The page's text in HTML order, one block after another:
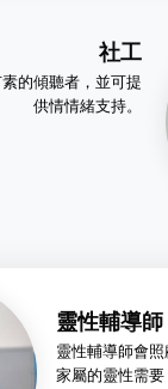
社工
的傾聽者，並可提
供情情緒支持。
靈性輔導師
靈性輔導師會
家屬的靈性需